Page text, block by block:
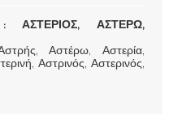
ΑΣΤΕΡΙΟΣ, ΑΣΤΕΡΩ,
Αστέρω, Αστερία,
Αστρινός, Αστερινός,